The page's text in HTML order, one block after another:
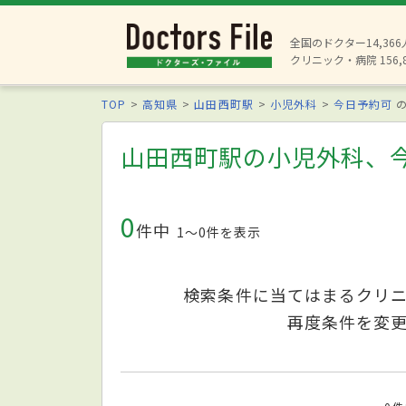
全国のドクター14,366
クリニック・病院
TOP 高知県 山田西町駅 小児外科 今日予約可
山田西町駅の小児外科、
0件中 1〜0件を表示
検索条件に当てはまるクリ
再度条件を変